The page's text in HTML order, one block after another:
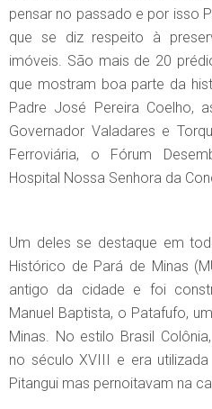
pensar no passado e por isso
que se diz respeito à
imóveis. São mais de 20
que mostram boa parte da
Padre José Pereira Coelho,
Governador Valadares e
Ferroviária, o Fórum
Hospital Nossa Senhora da
Um deles se destaque em
Histórico de Pará de Minas
antigo da cidade e foi
Manuel Baptista, o Patafufo,
Minas. No estilo Brasil
no século XVIII e era
Pitangui mas pernoitavam na